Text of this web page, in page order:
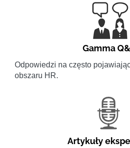
Gamma
Odpowiedzi na często
obszaru HR.
Artykuły